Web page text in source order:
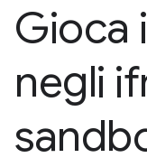
Gioca
negli